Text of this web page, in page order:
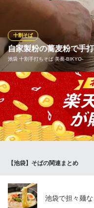
ープ】動物系、魚介系、
になる美味しさです。誰
つけ蕎麦の阿国 池袋店
朝まで営業の蕎麦居酒屋
東京都豊島区西池袋1-40-4
自家製粉の蕎麦粉で手
池袋 十割手打ちそば 美蕎‐BIKYO‐
十割そば
当店自慢のそば粉は、宮城
家製粉しております。碾き
ご賞味ください。もちろん
す。
地下鉄有楽町線池袋駅東
【池袋】そばの関連まとめ
池袋で担々麺